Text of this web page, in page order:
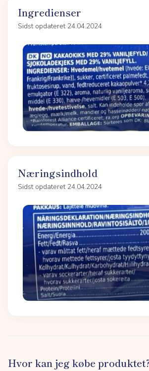
Ingredienser
Sidst opdateret 24.04.2024
Næringsindhold
Sidst opdateret 24.04.2024
Hvor kan jeg købe